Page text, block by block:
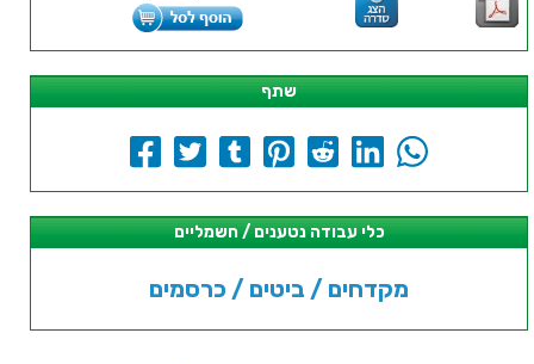
שתף
כלי עבודה נטענים / חשמליים
מקדחים / ביטים / כרסמים